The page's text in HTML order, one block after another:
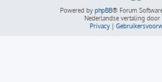
Powered by phpBB® Forum
Nederlandse vertaling door
Privacy |